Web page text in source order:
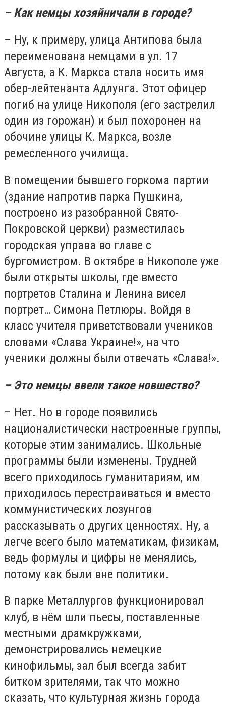
– Как немцы хозяйничали в городе?
– Ну, к примеру, улица Антипова была
переименована немцами в ул. 17
Августа, а К. Маркса стала носить имя
обер-лейтенанта Адлунга. Этот офицер
погиб на улице Никополя (его застрелил
один из горожан) и был похоронен на
обочине улицы К. Маркса, возле
ремесленного училища.
В помещении бывшего горкома партии
(здание напротив парка Пушкина,
построено из разобранной Свято-
Покровской церкви) разместилась
городская управа во главе с
бургомистром. В октябре в Никополе уже
были открыты школы, где вместо
портретов Сталина и Ленина висел
портрет… Симона Петлюры. Войдя в
класс учителя приветствовали учеников
словами «Слава Украине!», на что
ученики должны были отвечать «Слава!».
– Это немцы ввели такое новшество?
– Нет. Но в городе появились
националистически настроенные группы,
которые этим занимались. Школьные
программы были изменены. Трудней
всего приходилось гуманитариям, им
приходилось перестраиваться и вместо
коммунистических лозунгов
рассказывать о других ценностях. Ну, а
легче всего было математикам, физикам,
ведь формулы и цифры не менялись,
потому как были вне политики.
В парке Металлургов функционировал
клуб, в нём шли пьесы, поставленные
местными драмкружками,
демонстрировались немецкие
кинофильмы, зал был всегда забит
битком зрителями, так что можно
сказать, что культурная жизнь города